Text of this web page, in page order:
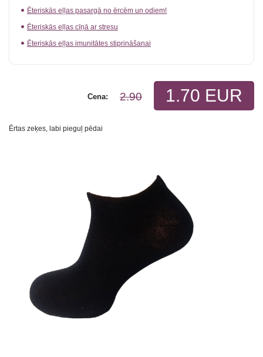
Ēteriskās eļļas pasargā no ērcēm un odiem!
Ēteriskās eļļas cīņā ar stresu
Ēteriskās eļļas imunitātes stiprināšanai
1.70 EUR
2.90
Cena:
Ērtas zeķes, labi pieguļ pēdai